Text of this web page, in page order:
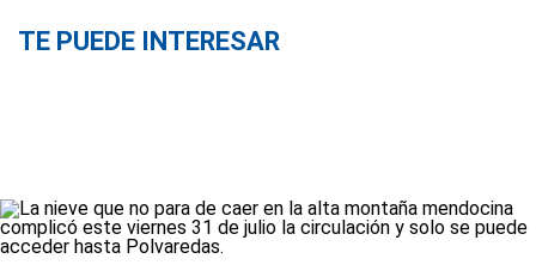
TE PUEDE INTERESAR